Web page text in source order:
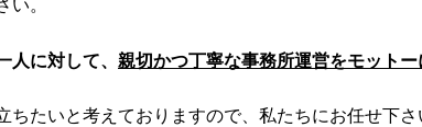
い。
人に対して、 親切かつ丁寧な事務所運営をモットー
ちたいと考えておりますので、私たちにお任せ下さ